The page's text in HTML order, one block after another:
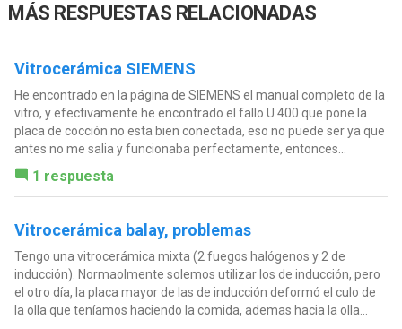
MÁS RESPUESTAS RELACIONADAS
Vitrocerámica SIEMENS
He encontrado en la página de SIEMENS el manual completo de la
vitro, y efectivamente he encontrado el fallo U 400 que pone la
placa de cocción no esta bien conectada, eso no puede ser ya que
antes no me salia y funcionaba perfectamente, entonces...
1 respuesta
Vitrocerámica balay, problemas
Tengo una vitrocerámica mixta (2 fuegos halógenos y 2 de
inducción). Normaolmente solemos utilizar los de inducción, pero
el otro día, la placa mayor de las de inducción deformó el culo de
la olla que teníamos haciendo la comida, ademas hacia la olla...